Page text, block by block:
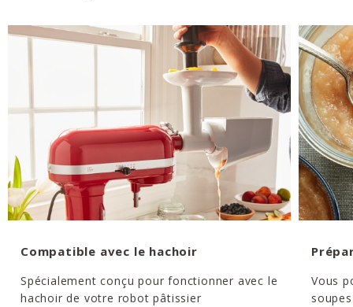
Compatible avec le hachoir
Spécialement conçu pour fonctionner avec le
hachoir de votre robot pâtissier
Vous